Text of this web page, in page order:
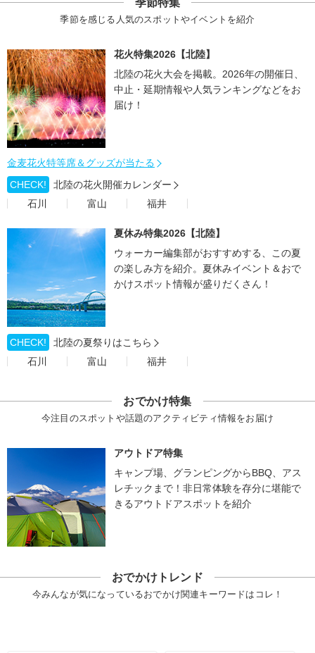
季節特集
季節を感じる人気のスポットやイベントを紹介
花火特集2026【北陸】
北陸の花火大会を掲載。2026年の開催日、
中止・延期情報や人気ランキングなどをお
届け！
金麦花火特等席＆グッズが当たる
CHECK!
北陸の花火開催カレンダー
石川
富山 福井
夏休み特集2026【北陸】
ウォーカー編集部がおすすめする、この夏
の楽しみ方を紹介。夏休みイベント＆おで
かけスポット情報が盛りだくさん！
CHECK!
北陸の夏祭りはこちら
石川
富山 福井
おでかけ特集
今注目のスポットや話題のアクティビティ情報をお届け
アウトドア特集
キャンプ場、グランピングからBBQ、アス
レチックまで！非日常体験を存分に堪能で
きるアウトドアスポットを紹介
おでかけトレンド
今みんなが気になっているおでかけ関連キーワードはコレ！